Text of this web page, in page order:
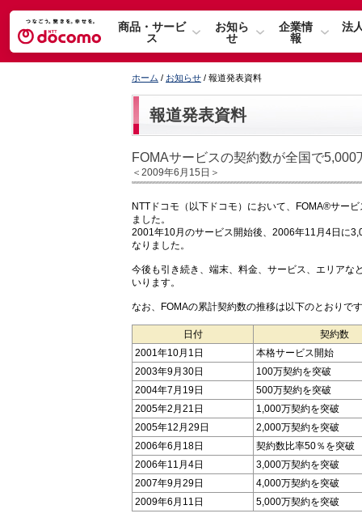
商品・サービ
ス
お知ら
せ
企業情
報
法
ホーム / お知らせ / 報道発表資料
報道発表資料
FOMAサービスの契約数が全国で5,000
＜2009年6月15日＞
NTTドコモ（以下ドコモ）において、FOMA®サー
ました。
2001年10月のサービス開始後、2006年11月4日に
なりました。
今後も引き続き、端末、料金、サービス、エリアな
いります。
なお、FOMAの累計契約数の推移は以下のとおりで
日付
契約数
2001年10月1日
本格サービス開始
2003年9月30日
100万契約を突破
2004年7月19日
500万契約を突破
2005年2月21日
1,000万契約を突破
2005年12月29日
2,000万契約を突破
2006年6月18日
契約数比率50％を突破
2006年11月4日
3,000万契約を突破
2007年9月29日
4,000万契約を突破
2009年6月11日
5,000万契約を突破